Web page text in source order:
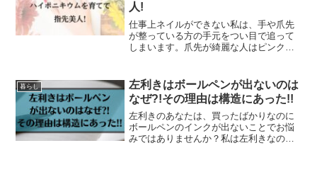
人!
仕事上ネイルができない私は、手や爪先
が整っている方の手元をつい目で追って
しまいます。爪先が綺麗な人はピンクの
アで精一杯…爪にかけられる時間はない
よー」というあなた！実は...
暮らし
左利きはボールペンが出ないのは
なぜ?!その理由は構造にあった!!
左利きのあなたは、買ったばかりなのに
ボールペンのインクが出ないことでお悩
みではありませんか？私は左利きなので